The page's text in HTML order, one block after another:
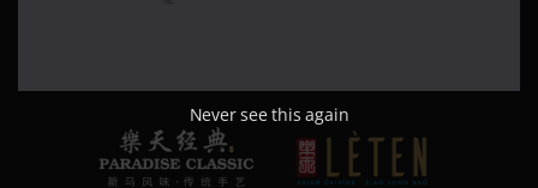
Never see this again